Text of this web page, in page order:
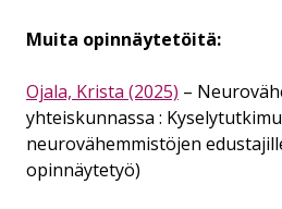
Muita opinnäytetöitä:
Ojala, Krista (2025) –
yhteiskunnassa :
neurovähemmistöjen
opinnäytetyö)